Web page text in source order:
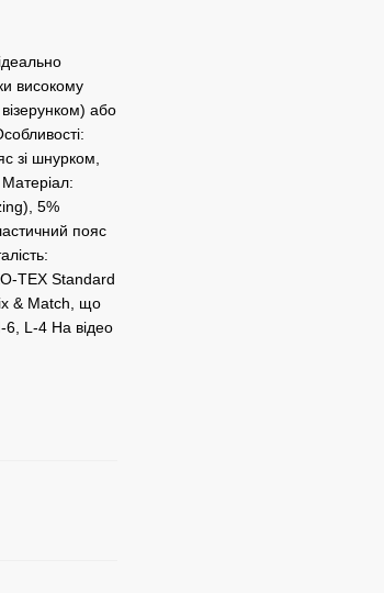
високому
або
зі шнурком,
5%
пояс
TEX Standard
& Match, що
6, L-4 На відео